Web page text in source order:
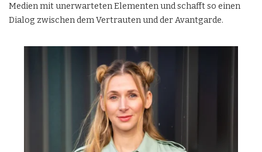
Medien mit unerwarteten Elementen und schafft so einen
Dialog zwischen dem Vertrauten und der Avantgarde.